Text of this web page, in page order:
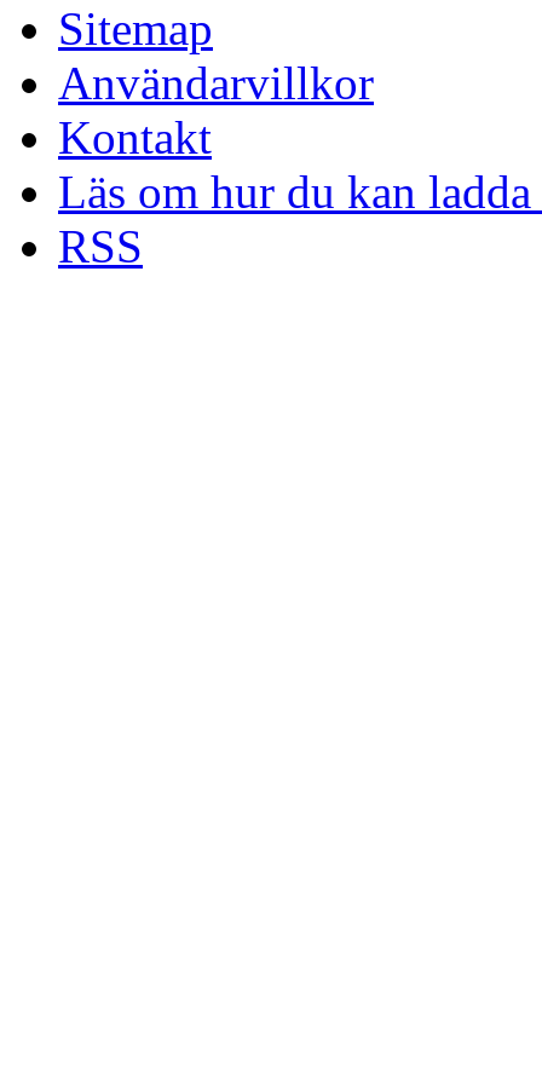
Sitemap
Användarvillkor
Kontakt
Läs om hur du kan
RSS